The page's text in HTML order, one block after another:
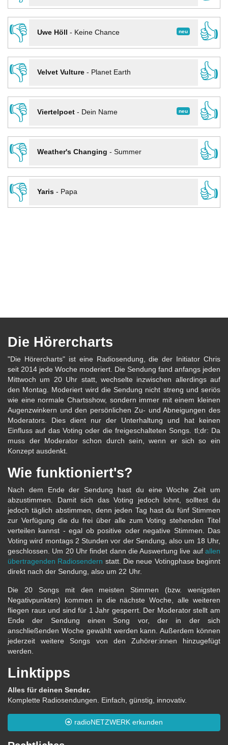
👎
neu
Uwe Höll - Keine Chance
👍
👎
Velvet Vulture- Planet Earth
👍
👎
neu
Viertelpoet- Dein Name
👍
👎
Weather's Changing - Summer
👍
👎
Yaris- Papa 👍
Die Hörercharts
"Die Hörercharts" ist eine Radiosendung, die der Initiator Chris
seit 2014 jede Woche moderiert. Die Sendung fand anfangs jeden
Mittwoch um 20 Uhr statt, wechselte inzwischen allerdings auf
den Montag. Moderiert wird die Sendung nicht streng und seriös
wie eine normale Chartsshow, sondern immer mit einem kleinen
Augenzwinkern und den persönlichen Zu- und Abneigungen des
Moderators. Dies dient nur der Unterhaltung und hat keinen
Einfluss auf das Voting oder die freigeschalteten Songs. tl;dr: Da
muss der Moderator schon durch sein, wenn er sich so ein
Konzept ausdenkt.
Wie funktioniert's?
Nach dem Ende der Sendung hast du eine Woche Zeit um
abzustimmen. Damit sich das Voting jedoch lohnt, solltest du
jedoch täglich abstimmen, denn jeden Tag hast du fünf Stimmen
zur Verfügung die du frei über alle zum Voting stehenden Titel
verteilen kannst - egal ob positive oder negative Stimmen. Das
Voting wird montags 2 Stunden vor der Sendung, also um 18 Uhr,
geschlossen. Um 20 Uhr findet dann die Auswertung live auf allen
übertragenden Radiosendern statt. Die neue Votingphase beginnt
direkt nach der Sendung, also um 22 Uhr.
Die 20 Songs mit den meisten Stimmen (bzw. wenigsten
Negativpunkten) kommen in die nächste Woche, alle weiteren
fliegen raus und sind für 1 Jahr gesperrt. Der Moderator stellt am
Ende der Sendung einen Song vor, der in der sich
anschließenden Woche gewählt werden kann. Außerdem können
jederzeit weitere Songs von den Zuhörer:innen hinzugefügt
werden.
Linktipps
Alles für deinen Sender.
Komplette Radiosendungen. Einfach, günstig, innovativ.
radioNETZWERK erkunden